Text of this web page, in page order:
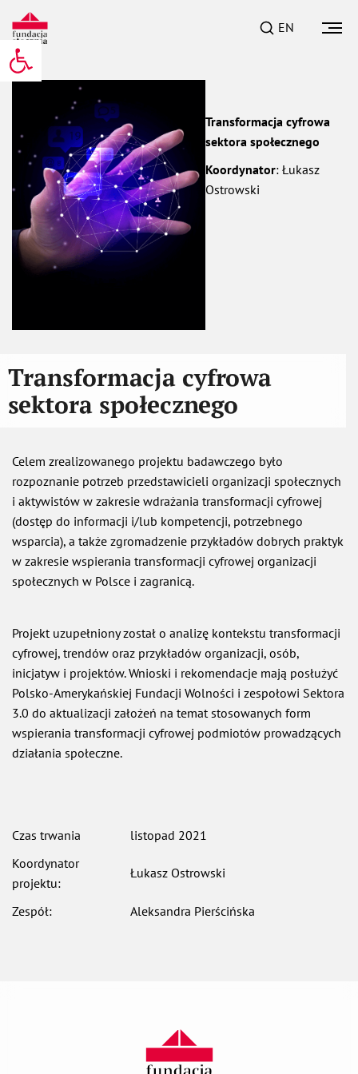
Otwórz pasek narzędzi
EN
Transformacja cyfrowa
sektora społecznego
Koordynator: Łukasz
Ostrowski
Transformacja cyfrowa
sektora społecznego
Celem zrealizowanego projektu badawczego było
rozpoznanie potrzeb przedstawicieli organizacji społecznych
i aktywistów w zakresie wdrażania transformacji cyfrowej
(dostęp do informacji i/lub kompetencji, potrzebnego
wsparcia), a także zgromadzenie przykładów dobrych praktyk
w zakresie wspierania transformacji cyfrowej organizacji
społecznych w Polsce i zagranicą.
Projekt uzupełniony został o analizę kontekstu transformacji
cyfrowej, trendów oraz przykładów organizacji, osób,
inicjatyw i projektów. Wnioski i rekomendacje mają posłużyć
Polsko-Amerykańskiej Fundacji Wolności i zespołowi Sektora
3.0 do aktualizacji założeń na temat stosowanych form
wspierania transformacji cyfrowej podmiotów prowadzących
działania społeczne.
Czas trwania
listopad 2021
Koordynator
projektu:
Łukasz Ostrowski
Zespół: Aleksandra Pierścińska